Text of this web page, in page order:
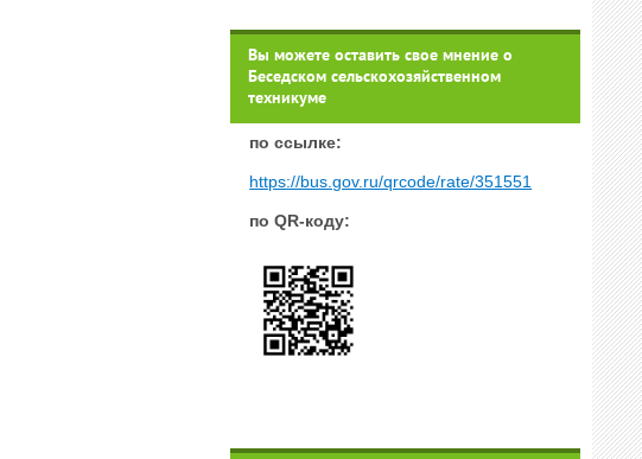
Вы можете оставить свое мнение о
Беседском сельскохозяйственном
техникуме
по ссылке:
https://bus.gov.ru/qrcode/rate/351551
по QR-коду: